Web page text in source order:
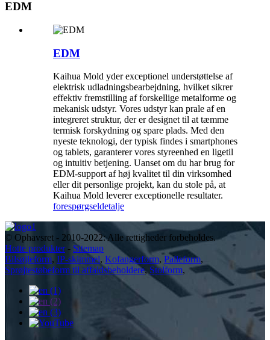
EDM
EDM
Kaihua Mold yder exceptionel understøttelse af
elektrisk udladningsbearbejdning, hvilket sikrer
effektiv fremstilling af forskellige metalforme og
mekanisk udstyr. Vores udstyr kan prale af en
integreret struktur, der er designet til at tæmme
termisk forskydning og spare plads. Med den
nyeste teknologi, der typisk findes i smartphones
og tablets, garanterer vores styreenhed en ligetil
og intuitiv betjening. Uanset om du har brug for
EDM-support af høj kvalitet til din virksomhed
eller dit personlige projekt, kan du stole på, at
Kaihua Mold leverer exceptionelle resultater.
forespørgseldetalje
© Ophavsret - 2010-2022: Alle rettigheder forbeholdes.
Hotte produkter- Sitemap
Bilsøjleform, IP-skimmel, Kofangerform, Palleform,
Sprøjtestøbeform til affaldsbeholdere, Stolform,